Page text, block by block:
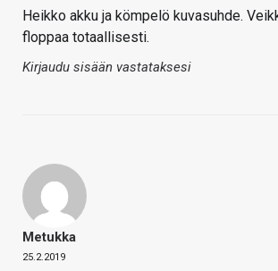
Heikko akku ja kömpelö kuvasuhde.
floppaa totaallisesti.
Kirjaudu sisään vastataksesi
Metukka
25.2.2019